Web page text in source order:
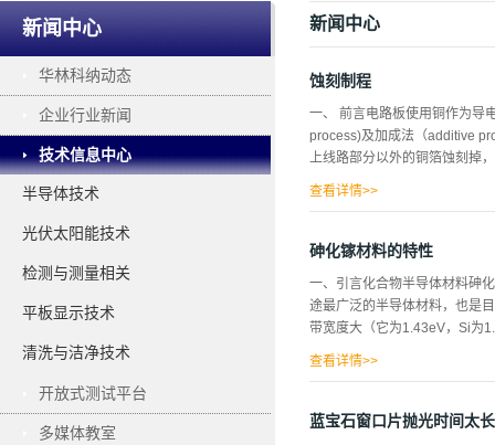
新闻中心
华林科纳动态
企业行业新闻
技术信息中心
半导体技术
光伏太阳能技术
检测与测量相关
平板显示技术
清洗与洁净技术
开放式测试平台
多媒体教室
新闻中心
蚀刻制程
一、 前言电路板使用铜作为导
process)及加成法（additive
上线路部分以外的铜箔蚀刻掉
为全板镀铜法（pannel plating
重要。二、 蚀刻液之分类与
层，对干膜攻击力较低；反之
大致上十分清楚；有干膜的流
要用在内层蚀刻以氯酸钠、氯
查看详情>>
砷化镓材料的特性
一、引言化合物半导体材料砷
途最广泛的半导体材料，也是
带宽度大（它为1.43eV，Si为
料，也是继硅材料之后最重要
查看详情>>
蓝宝石窗口片抛光时间太